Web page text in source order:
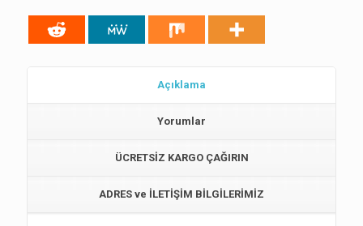
Açıklama
Yorumlar
ÜCRETSİZ KARGO ÇAĞIRIN
ADRES ve İLETİŞİM BİLGİLERİMİZ